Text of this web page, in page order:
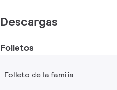
Descargas
Folletos
Folleto de la familia